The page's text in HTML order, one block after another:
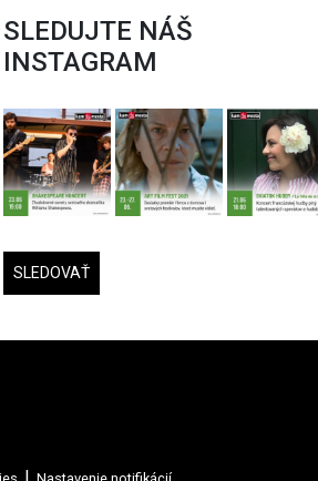
SLEDUJTE NÁŠ
INSTAGRAM
SLEDOVAŤ